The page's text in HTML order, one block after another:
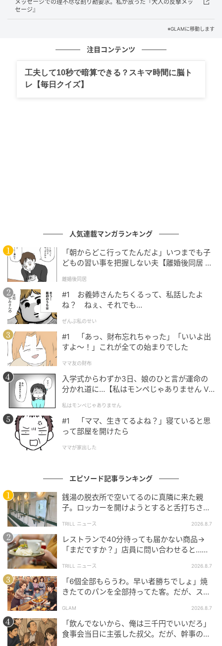
親戚の集まりで凍った空気
その「見守り」を、父はあろうことか誇らしい思い出
だと思い込んでいました。
ある年、親戚が集まった席で、父は得意げに語り出し
たのです。
「本人は嫌がってたでしょ」
父の言葉が、止まりました。
周りの親戚も、小さくうなずきます。
「そりゃそうよ、高校生だもの」
あちこちから、そんな声が漏れました。
「……いや、心配で」と言いかけて、父はもう続けられ
ません。得意げだった顔が、みるみる赤くなっていき
ます。傍らで見ていた私は、正直、胸がすく思いでし
た。
その後、妹は見事に志望の進学校へ合格し、大学進学
「必要なときは、こっちから連絡する」
そう宣言した妹は、親に振り回されることなく、自分
の生活をきちんと築いています。あの日、親戚の前で
空気が凍ったことは、父にも少しは応えたようでし
た。今では妹との距離をわきまえ、口出しもぐっと減
っています。自分の足で歩いていく妹の背中は、あの
頃よりずっと軽やかに見えました。
※GLAMが独自に実施したアンケートで集めた、30
代・女性読者様の体験談をもとに記事化しています
※本コンテンツ内の画像は、生成AIを利用して作成し
メッセージでの理不尽な割り勘要求。私が放った『大人の反撃メッ
セージ』
※GLAMに移動します
注目コンテンツ
工夫して10秒で暗算できる？スキマ時間に脳ト
レ【毎日クイズ】
人気連載マンガランキング
「朝からどこ行ってたんだよ」いつまでも子
どもの習い事を把握しない夫【離婚後同居 Vo
離婚後同居
#1 お義姉さんたちくるって、私話したよ
ね？ ねぇ、それでも…
ぜんぶ私のせい
#1 「あっ、財布忘れちゃった」「いいよ出
すよ〜！」これが全ての始まりでした
ママ友の財布
入学式からわずか3日、娘のひと言が運命の
分かれ道に…【私はモンペじゃありません Vo
私はモンペじゃありません
#1 「ママ、生きてるよね？」寝ていると思
って部屋を開けたら
ママが家出した
エピソード記事ランキング
銭湯の脱衣所で空いてるのに真隣に来た親
子。ロッカーを開けようとすると舌打ちさ
中で拍手」
TRILL ニュース 2026.8.7
レストランで40分待っても届かない商品→
「まだですか？」店員に問い合わせると…そ
せん」
TRILL ニュース 2026.8.7
「6個全部もらうわ。早い者勝ちでしょ」焼
きたてのパンを全部持ってた客。だが、スタ
GLAM 2026.8.7
「飲んでないから、俺は三千円でいいだろ」
食事会当日に主張した叔父。だが、幹事のい